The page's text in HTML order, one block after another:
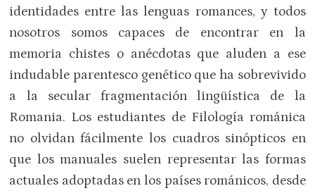
identidades entre las lenguas romances, y todos
nosotros somos capaces de encontrar en la
memoria chistes o anécdotas que aluden a ese
indudable parentesco genético que ha sobrevivido
a la secular fragmentación lingüística de la
Romania. Los estudiantes de Filología románica
no olvidan fácilmente los cuadros sinópticos en
que los manuales suelen representar las formas
actuales adoptadas en los países románicos, desde